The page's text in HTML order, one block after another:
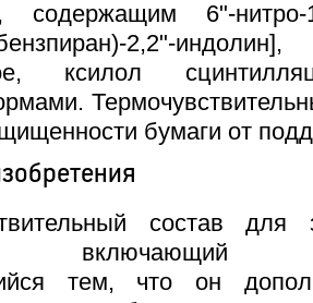
содержащим 6"-нитро-
2,2"-
ксилол
бумаги от
состав
включающий
тем, что он